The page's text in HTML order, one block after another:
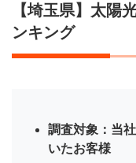
蓄電
池の
相談
件数
1.1
埼玉
【埼玉県】太陽
ンキング
調査対象：当
いたお客様